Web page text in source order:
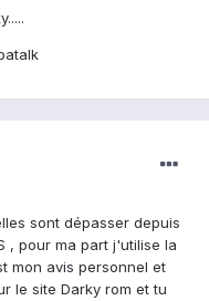
sont dépasser depuis
, pour ma part j'utilise la
mon avis personnel et
le site Darky rom et tu